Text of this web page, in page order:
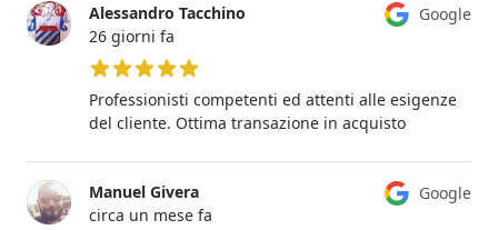
Google
Alessandro Tacchino
26 giorni fa
5 su 5 stelle
Professionisti competenti ed attenti alle esigenze
del cliente. Ottima transazione in acquisto
Google
Manuel Givera
circa un mese fa